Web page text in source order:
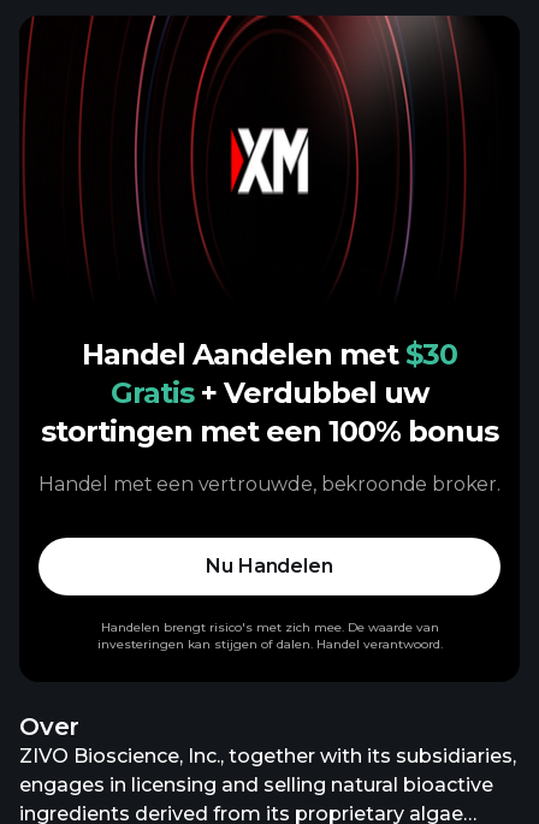
Over
ZIVO Bioscience, Inc., together with its subsidiaries,
engages in licensing and selling natural bioactive
ingredients derived from its proprietary algae
Handel Aandelen met $30
Gratis + Verdubbel uw
stortingen met een 100% bonus
Handel met een vertrouwde, bekroonde broker.
Nu Handelen
Handelen brengt risico's met zich mee. De waarde van
investeringen kan stijgen of dalen. Handel verantwoord.